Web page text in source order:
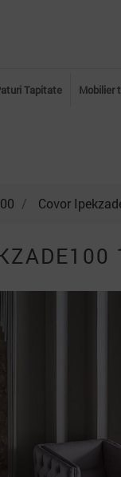
Tapitate Mobilier
Covor